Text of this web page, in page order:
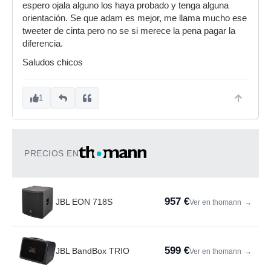
espero ojala alguno los haya probado y tenga alguna
orientación. Se que adam es mejor, me llama mucho ese
tweeter de cinta pero no se si merece la pena pagar la
diferencia.
Saludos chicos
1
PRECIOS EN
JBL EON 718S 957 €Ver en thomann →
JBL BandBox TRIO 599 €Ver en thomann →